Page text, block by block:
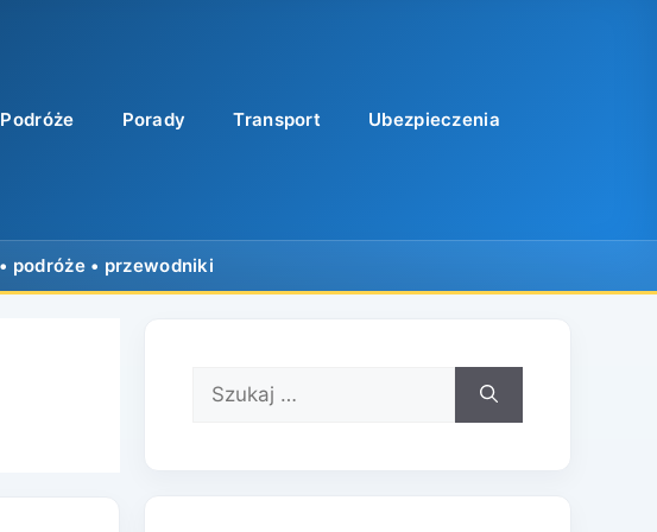
Podróże Porady Transport Ubezpieczenia
Szukaj: